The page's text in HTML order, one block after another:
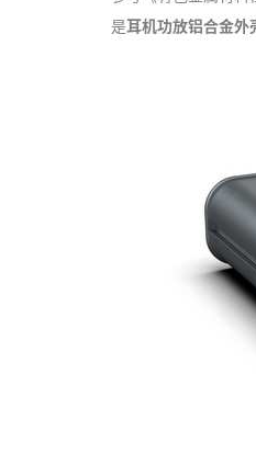
是耳机功放铝合金外